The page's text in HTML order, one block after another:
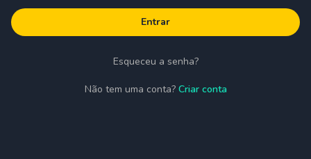
Entrar
Esqueceu a senha?
Não tem uma conta? Criar conta